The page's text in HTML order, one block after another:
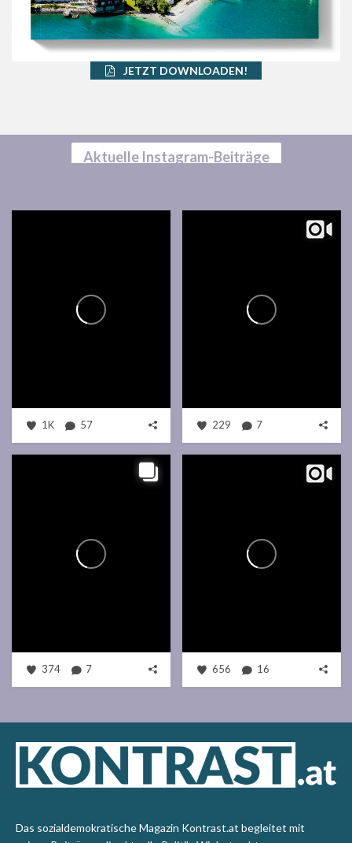
JETZT DOWNLOADEN!
Aktuelle Instagram-Beiträge
1K 57 229 7
374 7 656 16
Das sozialdemokratische Magazin Kontrast.at begleitet mit